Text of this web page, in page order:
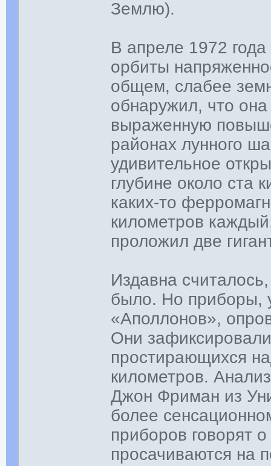
Землю).
В апреле 1972
орбиты
общем, слабее
обнаружил, что
выраженную
районах лунного
удивительное
глубине около ста
каких-то
километров
проложил две
Издавна
было. Но приборы,
«Аполлонов»,
Они
простирающихся
километров.
Джон Фриман из
более
приборов говорят
просачиваются на